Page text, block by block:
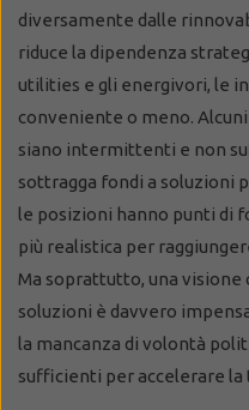
diversamente dalle
riduce la dipendenza
utilities e gli energivori, le
conveniente o meno.
siano intermittenti e non
sottragga fondi a soluzioni
le posizioni hanno punti di
più realistica per
Ma soprattutto, una visione
soluzioni è davvero
la mancanza di volontà
sufficienti per accelerare la